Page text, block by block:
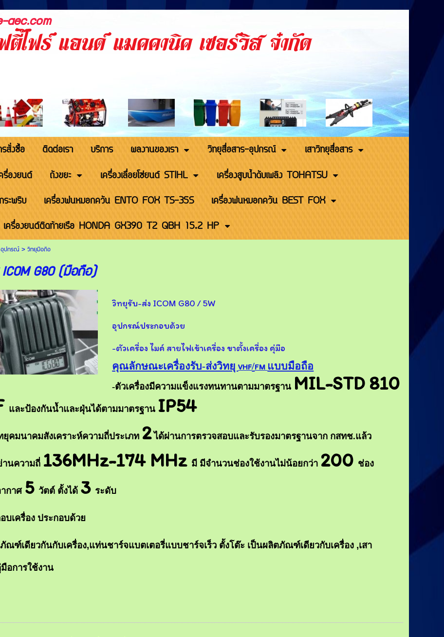
aec.com
ตี้ไฟร์ แอนด์ แมคคานิค เซอร์วิส จำกัด
สั่งซื้อ ติดต่อเรา บริการ ผลงานของเรา วิทยุสื่อสาร-อุปกรณ์
เสาวิทยุสื่อสาร
รื่องยนต์
ถังขยะ เครื่องเลื่อยโซ่ยนต์ STIHL
เครื่องสูบน้ำดับเพลิง TOHATSU
ระพริบ
เครื่องพ่นหมอกควัน ENTO FOX TS-35S
เครื่องพ่นหมอกควัน BEST FOX
เครื่องยนต์ติดท้ายเรือ HONDA GX390 T2 QBH 15.2 HP
อุปกรณ์>วิทยุมือถือ
G80 (มือถือ)
วิทยุรับ-ส่ง ICOM G80 / 5W
อุปกรณ์ประกอบด้วย
-ตัวเครื่อง ไมค์ สายไฟเข้าเครื่อง ขาตั้งเครื่อง คุ่มือ
คุณลักษณะเครื่องรับ-ส่งวิทยุVHF/FM แบบมือถือ
-ตัวเครื่องมีความแข็งแรงทนทานตามมาตรฐาน MIL-STD 810
และป้องกันน้ำและฝุ่นได้ตามมาตรฐาน IP54
ยุคมนาคมสังเคราะห์ความถี่ประเภท 2ได้ผ่านการตรวจสอบและรับรองมาตรฐานจาก กสทช.แล้ว
านความถี่ 136MHz-174 MHz มี มีจำนวนช่องใช้งานไม่น้อยกว่า 200 ช่อง
กาศ 5 วัตต์ ตั้งได้ 3 ระดับ
บเครื่อง ประกอบด้วย
ณฑ์เดียวกันกับเครื่อง,แท่นชาร์จแบตเตอรี่แบบชาร์จเร็ว ตั้งโต๊ะ เป็นผลิตภัณฑ์เดียวกับเครื่อง ,เสา
อการใช้งาน